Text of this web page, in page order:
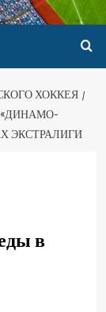
ХОККЕЯ
«ДИНАМО-
ЭКСТРАЛИГИ
в